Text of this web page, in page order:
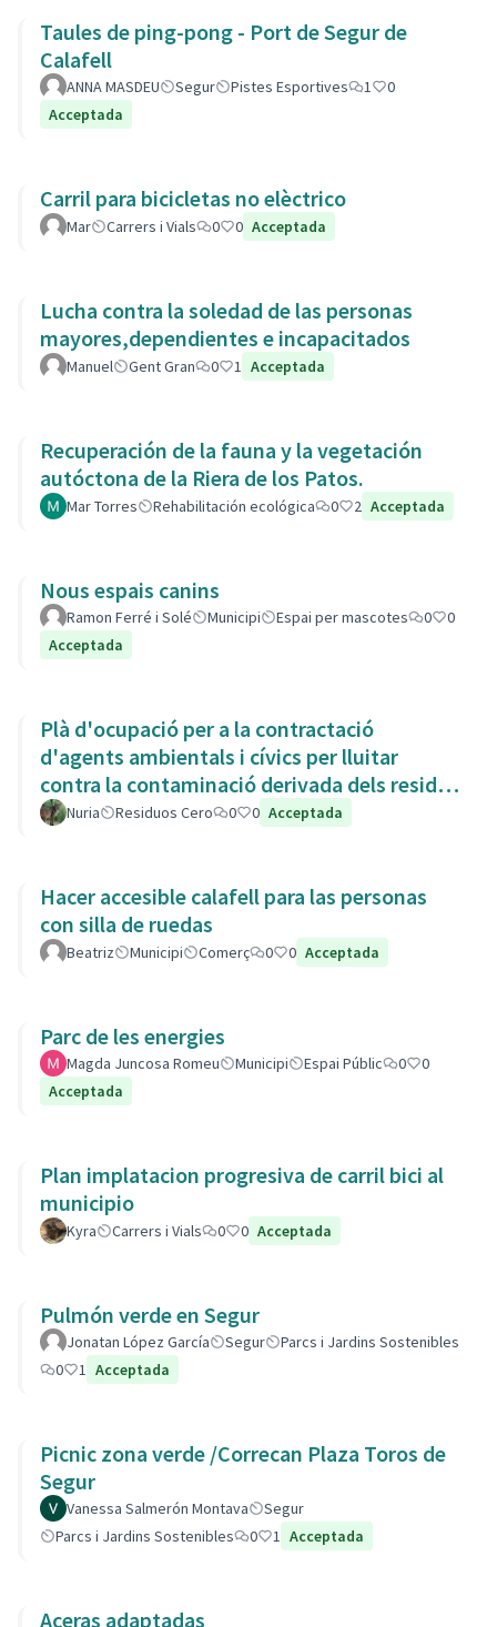
Taules de ping-pong - Port de Segur de
Calafell
ANNA MASDEU Segur Pistes Esportives 1
0
Acceptada
Carril para bicicletas no elèctrico
Mar Carrers i Vials 0 0 Acceptada
Lucha contra la soledad de las personas
mayores,dependientes e incapacitados
Manuel Gent Gran 0 1 Acceptada
Recuperación de la fauna y la vegetación
autóctona de la Riera de los Patos.
Mar Torres Rehabilitación ecológica 0 2 Acceptada
Nous espais canins
Ramon Ferré i Solé Municipi Espai per mascotes 0
0
Acceptada
Plà d'ocupació per a la contractació
d'agents ambientals i cívics per lluitar
contra la contaminació derivada dels residus
de la Còvid-19
Nuria Residuos Cero 0 0 Acceptada
Hacer accesible calafell para las personas
con silla de ruedas
Beatriz Municipi Comerç 0 0 Acceptada
Parc de les energies
Magda Juncosa Romeu Municipi Espai Públic 0
0
Acceptada
Plan implatacion progresiva de carril bici al
municipio
Kyra Carrers i Vials 0 0 Acceptada
Pulmón verde en Segur
Jonatan López García Segur
Parcs i Jardins Sostenibles
0
1 Acceptada
Picnic zona verde /Correcan Plaza Toros de
Segur
Vanessa Salmerón Montava
Segur
Parcs i Jardins Sostenibles
0 1 Acceptada
Aceras adaptadas